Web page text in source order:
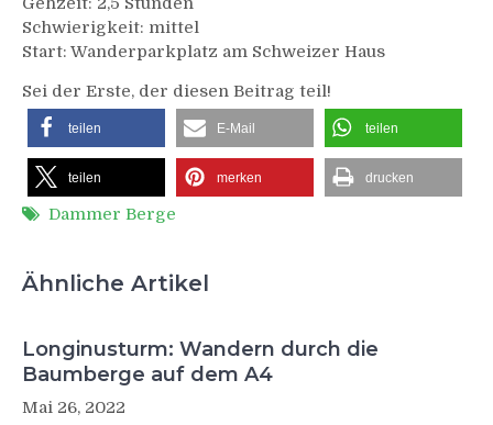
Schwierigkeit: mittel
Start: Wanderparkplatz am Schweizer Haus
Sei der Erste, der diesen Beitrag teil!
teilen E-Mail teilen
teilen merken drucken
Dammer Berge
Ähnliche Artikel
Longinusturm: Wandern durch die
Baumberge auf dem A4
Mai 26, 2022